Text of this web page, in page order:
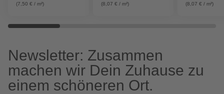
(7,50 € / m²) (8,07 € / m²) (8,07 € / m²)
Newsletter: Zusammen
machen wir Dein Zuhause zu
einem schöneren Ort.